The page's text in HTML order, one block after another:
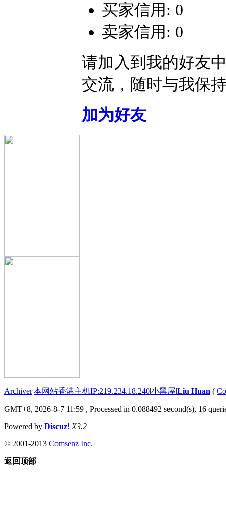
买家信用: 0
卖家信用: 0
请加入到我的好友
交流，随时与我保
加为好友
Archiver|本网站香港主机IP:219.234.18.240|小黑屋|Liu Huan (
GMT+8, 2026-8-7 11:59 , Processed in 0.088492 second(s), 16
Powered by Discuz! X3.2
© 2001-2013 Comsenz Inc.
返回顶部